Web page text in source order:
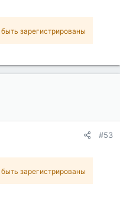
the corresponding java
зарегистрированы
#53
зарегистрированы